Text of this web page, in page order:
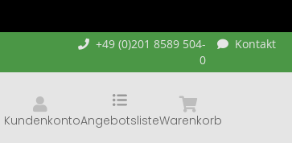
+49 (0)201 8589 504-
0
Kontakt
Kundenkonto Warenkorb
Angebotsliste